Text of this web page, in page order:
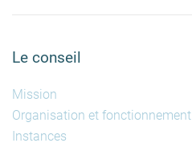
Le conseil
Mission
Organisation et fonctionnement
Instances